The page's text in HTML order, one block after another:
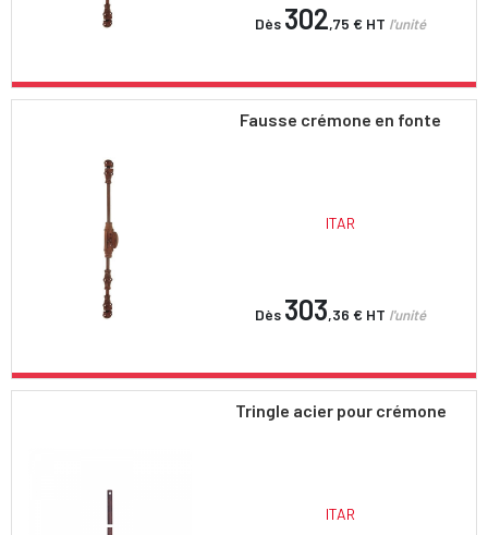
Dès 302,75 € HT l'unité
Fausse crémone en fonte
ITAR
Dès 303,36 € HT l'unité
Tringle acier pour crémone
ITAR